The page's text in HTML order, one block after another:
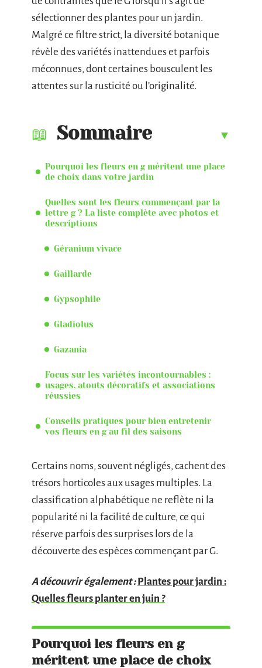
sélectionner des plantes pour un jardin.
Malgré ce filtre strict, la diversité botanique
révèle des variétés inattendues et parfois
méconnues, dont certaines bousculent les
attentes sur la rusticité ou l’originalité.
Sommaire
Pourquoi les fleurs en g méritent une place
de choix dans votre jardin
Quelles sont les fleurs commençant par la
lettre g ? La liste complète avec photos et
descriptions
Géranium vivace
Gaillarde
Gypsophile
Gladiolus
Gazania
Focus sur les variétés incontournables :
usages, atouts décoratifs et associations
réussies
Conseils pratiques pour bien entretenir
vos fleurs en g au fil des saisons
Certains noms, souvent négligés, cachent des
trésors horticoles aux usages multiples. La
classification alphabétique ne reflète ni la
popularité ni la facilité de culture, ce qui
réserve parfois des surprises lors de la
découverte des espèces commençant par G.
A découvrir également : Plantes pour jardin :
Quelles fleurs planter en juin ?
Pourquoi les fleurs en g
méritent une place de choix